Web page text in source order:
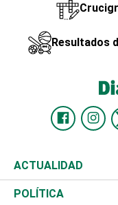
Resultados
ACTUALIDAD
Nacional
POLÍTICA